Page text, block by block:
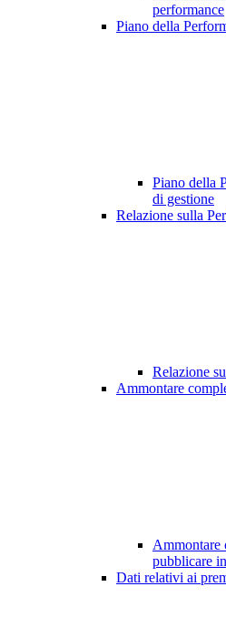
performance
Piano della
Piano della
di gestione
Relazione sulla
Relazione
Ammontare
Ammontare
pubblicare
Dati relativi ai